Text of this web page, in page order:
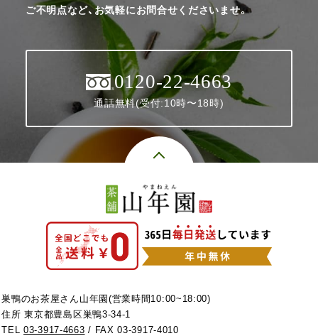
ご不明点など、お気軽にお問合せくださいませ。
0120-22-4663
通話無料(受付:10時〜18時)
巣鴨のお茶屋さん山年園(営業時間10:00~18:00)
住所 東京都豊島区巣鴨3-34-1
TEL03-3917-4663 / FAX 03-3917-4010